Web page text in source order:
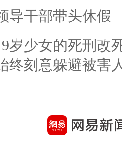
导干部带头休假
岁少女的死刑改
终刻意躲避被害